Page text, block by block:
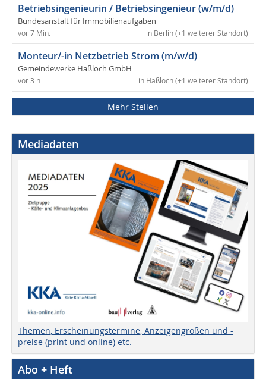
Betriebsingenieurin / Betriebsingenieur (w/m/d)
Bundesanstalt für Immobilienaufgaben
in Berlin (+1 weiterer Standort)
vor 7 Min.
Monteur/-in Netzbetrieb Strom (m/w/d)
Gemeindewerke Haßloch GmbH
in Haßloch (+1 weiterer Standort)
vor 3 h
Mehr Stellen
Mediadaten
Themen, Erscheinungstermine, Anzeigengrößen und -
preise (print und online) etc.
Abo + Heft